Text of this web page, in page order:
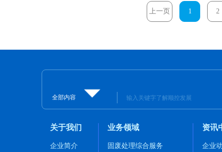
上一页 1 2
全部内容
关于我们
企业简介
业务领域
固废处理综合服务
资讯
企业